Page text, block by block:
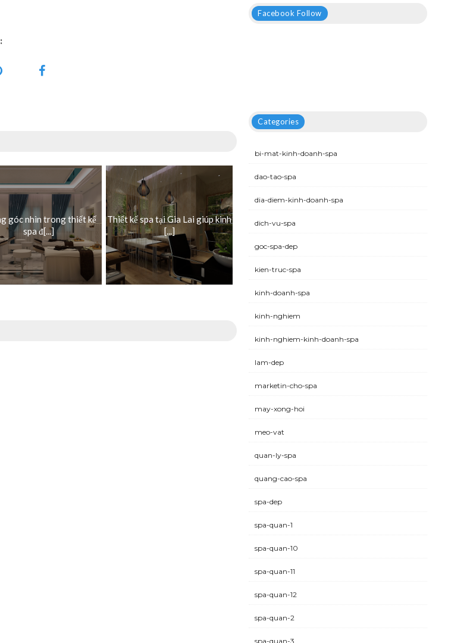
góc nhìn trong thiết kế
spa đ[...]
Thiết kế spa tại Gia Lai giúp kinh
[...]
Facebook Follow
Categories
bi-mat-kinh-doanh-spa
dao-tao-spa
dia-diem-kinh-doanh-spa
dich-vu-spa
goc-spa-dep
kien-truc-spa
kinh-doanh-spa
kinh-nghiem
kinh-nghiem-kinh-doanh-spa
lam-dep
marketin-cho-spa
may-xong-hoi
meo-vat
quan-ly-spa
quang-cao-spa
spa-dep
spa-quan-1
spa-quan-10
spa-quan-11
spa-quan-12
spa-quan-2
spa-quan-3